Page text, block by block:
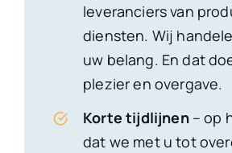
leveranciers van
diensten. Wij
uw belang. En dat
plezier en overgave.
Korte tijdlijnen– op
dat we met u tot